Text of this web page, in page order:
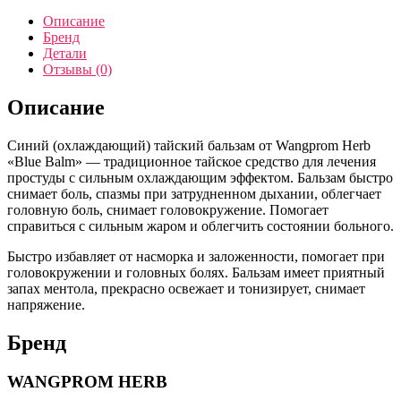
Описание
Бренд
Детали
Отзывы (0)
Описание
Синий (охлаждающий) тайский бальзам от Wangprom Herb
«Blue Balm» — традиционное тайское средство для лечения
простуды с сильным охлаждающим эффектом. Бальзам быстро
снимает боль, спазмы при затрудненном дыхании, облегчает
головную боль, снимает головокружение. Помогает
справиться с сильным жаром и облегчить состоянии больного.
Быстро избавляет от насморка и заложенности, помогает при
головокружении и головных болях. Бальзам имеет приятный
запах ментола, прекрасно освежает и тонизирует, снимает
напряжение.
Бренд
WANGPROM HERB